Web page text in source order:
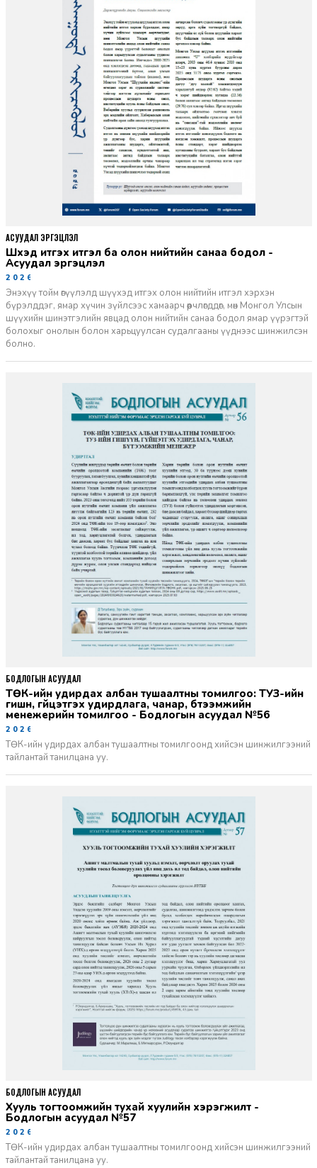
Шүүхэд итгэх итгэл ба олон нийтийн санаа бодол -
Асуудал эргэцүүлэл
2026-06-11
Энэхүү тойм өгүүлэлд шүүхэд итгэх олон нийтийн итгэл хэрхэн
бүрэлддэг, ямар хүчин зүйлсээс хамаарч өөрчлөгддөг, мөн Монгол Улсын
шүүхийн шинэтгэлийн явцад олон нийтийн санаа бодол ямар үүрэгтэй
болохыг онолын болон харьцуулсан судалгааны үүднээс шинжилсэн
болно.
АСУУДАЛ ЭРГЭЦҮҮЛЭЛ
ТӨК-ийн удирдах албан тушаалтны томилгоо: ТУЗ-ийн
гишүүн, гүйцэтгэх удирдлага, чанар, бүтээмжийн
менежерийн томилгоо - Бодлогын асуудал №56
2026-06-02
ТӨК-ийн удирдах албан тушаалтны томилгоонд хийсэн шинжилгээний
тайлантай танилцана уу.
БОДЛОГЫН АСУУДАЛ
Хууль тогтоомжийн тухай хуулийн хэрэгжилт -
Бодлогын асуудал №57
2026-06-02
ТӨК-ийн удирдах албан тушаалтны томилгоонд хийсэн шинжилгээний
тайлантай танилцана уу.
БОДЛОГЫН АСУУДАЛ